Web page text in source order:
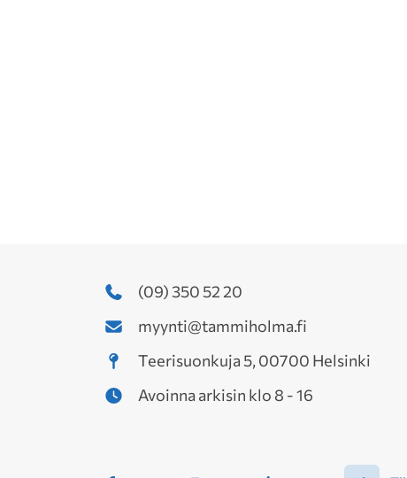
(09) 350 52 20
myynti@tammiholma.fi
Teerisuonkuja 5, 00700 Helsinki
Avoinna arkisin klo 8 - 16